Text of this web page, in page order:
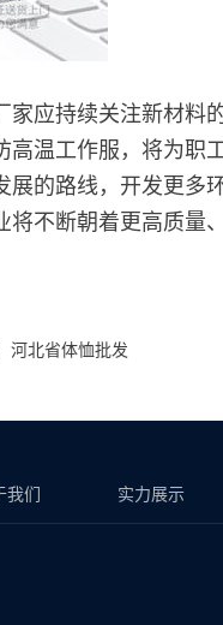
应持续关注新材料
高温工作服，将为职
展的路线，开发更多
将不断朝着更高质量
河北省体恤批发
我们 实力展示